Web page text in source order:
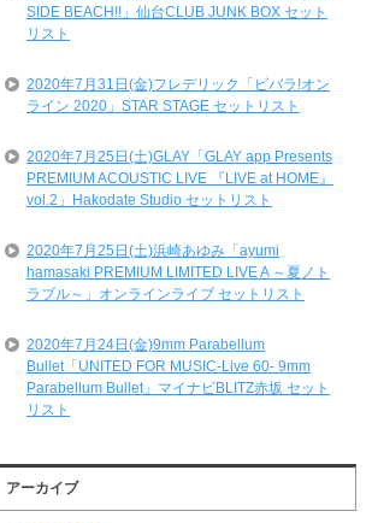
SIDE BEACH!!」仙台CLUB JUNK BOX セット
リスト
2020年7月31日(金)フレデリック「ビバラ!オン
ライン 2020」STAR STAGE セットリスト
2020年7月25日(土)GLAY「GLAY app Presents
PREMIUM ACOUSTIC LIVE 『LIVE at HOME』
vol.2」Hakodate Studio セットリスト
2020年7月25日(土)浜崎あゆみ「ayumi
hamasaki PREMIUM LIMITED LIVE A ～夏ノト
ラブル～」オンラインライブ セットリスト
2020年7月24日(金)9mm Parabellum
Bullet「UNITED FOR MUSIC-Live 60- 9mm
Parabellum Bullet」マイナビBLITZ赤坂 セット
リスト
アーカイブ